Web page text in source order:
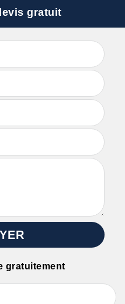
gratuit
gratuitement